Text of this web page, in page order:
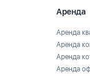
Аренда
Аренда
Аренда
Аренда
Аренда